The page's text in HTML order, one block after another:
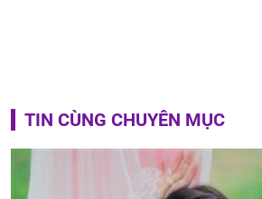
TIN CÙNG CHUYÊN MỤC